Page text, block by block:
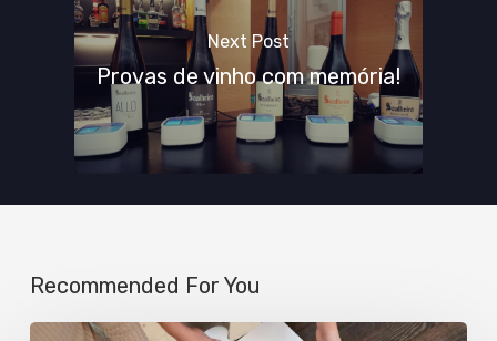
Next Post
Provas de vinho com memória!
Recommended For You